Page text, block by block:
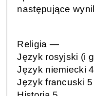
następujące
Religia —
Język rosyjski (i
Język niemiecki 4
Język francuski 5